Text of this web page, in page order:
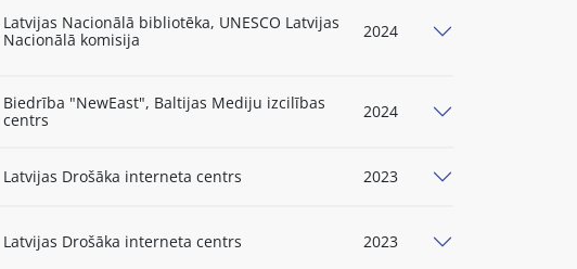
Latvijas Nacionālā bibliotēka, UNESCO Latvijas
Nacionālā komisija
2024
Biedrība "NewEast", Baltijas Mediju izcilības
centrs
2024
Latvijas Drošāka interneta centrs 2023
Latvijas Drošāka interneta centrs 2023